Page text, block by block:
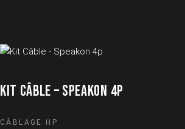
KIT CÂBLE – SPEAKON 4P
CÂBLAGE HP